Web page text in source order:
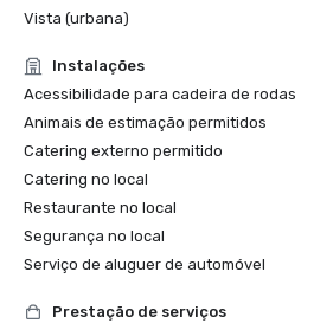
Vista (urbana)
Instalações
Acessibilidade para cadeira de rodas
Animais de estimação permitidos
Catering externo permitido
Catering no local
Restaurante no local
Segurança no local
Serviço de aluguer de automóvel
Prestação de serviços